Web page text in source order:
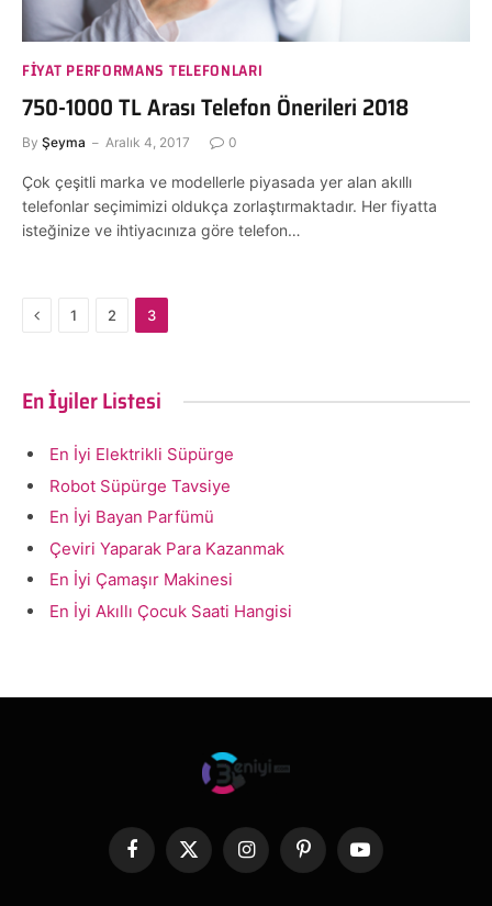
FIYAT PERFORMANS TELEFONLARI
750-1000 TL Arası Telefon Önerileri 2018
By Şeyma Aralık 4, 2017 0
Çok çeşitli marka ve modellerle piyasada yer alan akıllı
telefonlar seçimimizi oldukça zorlaştırmaktadır. Her fiyatta
isteğinize ve ihtiyacınıza göre telefon…
Previous
1 2 3
En İyiler Listesi
En İyi Elektrikli Süpürge
Robot Süpürge Tavsiye
En İyi Bayan Parfümü
Çeviri Yaparak Para Kazanmak
En İyi Çamaşır Makinesi
En İyi Akıllı Çocuk Saati Hangisi
Facebook
X
(Twitter)
InstagramPinterestYouTube